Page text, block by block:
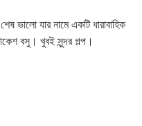
ভালো যার নামে একটি ধারাবাহিক
বসু। খুবই সুন্দর গল্প।